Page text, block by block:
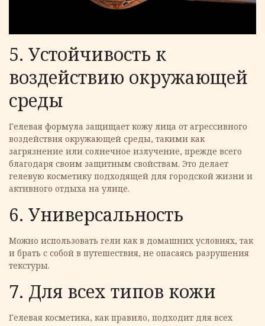
5. Устойчивость к
воздействию окружающей
среды
Гелевая формула защищает кожу лица от агрессивного
воздействия окружающей среды, такими как
загрязнение или солнечное излучение, прежде всего
благодаря своим защитным свойствам. Это делает
гелевую косметику подходящей для городской жизни и
активного отдыха на улице.
6. Универсальность
Можно использовать гели как в домашних условиях, так
и брать с собой в путешествия, не опасаясь разрушения
текстуры.
7. Для всех типов кожи
Гелевая косметика, как правило, подходит для всех